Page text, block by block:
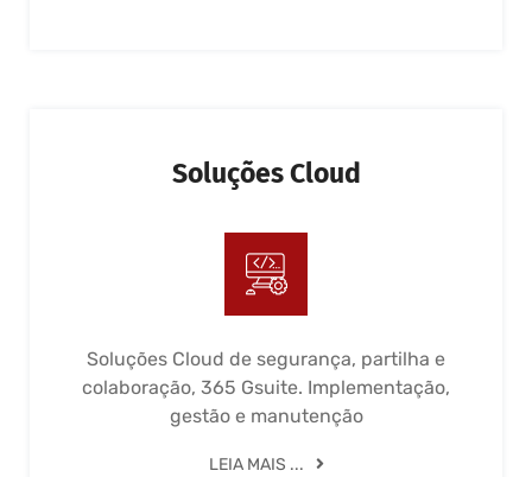
Soluções Cloud
Soluções Cloud de segurança, partilha e
colaboração, 365 Gsuite. Implementação,
gestão e manutenção
LEIA MAIS ...